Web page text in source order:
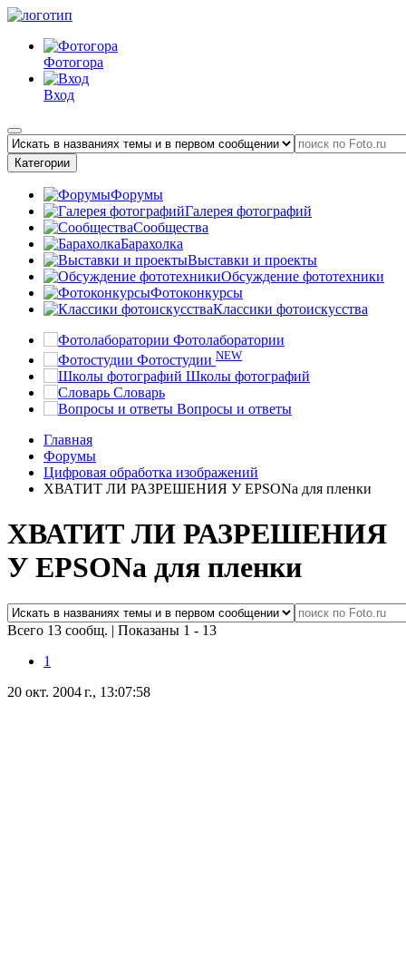
Фотогора
Вход
Категории
Форумы
Галерея фотографий
Сообщества
Барахолка
Выставки и проекты
Обсуждение фототехники
Фотоконкурсы
Классики фотоискусства
Фотолаборатории
Фотостудии NEW
Школы фотографий
Словарь
Вопросы и ответы
Главная
Форумы
Цифровая обработка изображений
ХВАТИТ ЛИ РАЗРЕШЕНИЯ У EPSONа для пленки
ХВАТИТ ЛИ РАЗРЕШЕНИЯ
У EPSONа для пленки
Всего 13 сообщ. | Показаны 1 - 13
1
20 окт. 2004 г., 13:07:58